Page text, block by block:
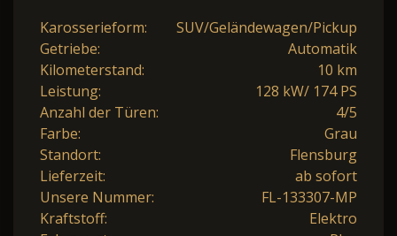
Karosserieform:
SUV/Geländewagen/Pickup
Getriebe:
Automatik
Kilometerstand:
10 km
Leistung:
128 kW/ 174 PS
Anzahl der Türen:
4/5
Farbe:
Grau
Standort:
Flensburg
Lieferzeit:
ab sofort
Unsere Nummer:
FL-133307-MP
Kraftstoff:
Elektro